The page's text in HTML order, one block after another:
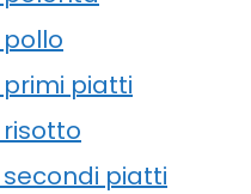
piatti
piatti